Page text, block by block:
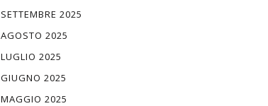
SETTEMBRE 2025
AGOSTO 2025
LUGLIO 2025
GIUGNO 2025
MAGGIO 2025